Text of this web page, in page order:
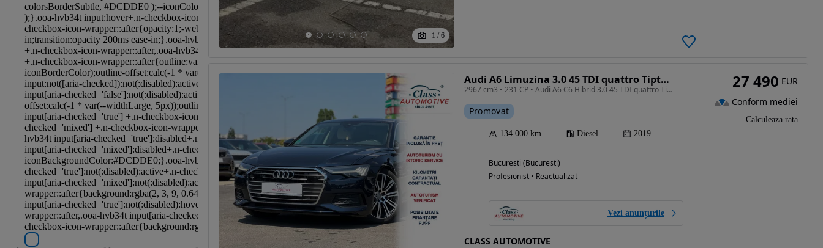
Eligibil pentru
finantare
1 / 6
Audi A6 Limuzina 3.0 45 TDI quattro Tiptronic Basic
2967 cm3 • 231 CP • Audi A6 C6 Hibrid 3.0 45 TDI quattro Tiptronic Basic
Promovat
134 000 km Diesel 2019
Bucuresti (Bucuresti)
Profesionist • Reactualizat
Vezi anunțurile
CLASS AUTOMOTIVE
27 490 EUR
Conform mediei
Calculeaza rata